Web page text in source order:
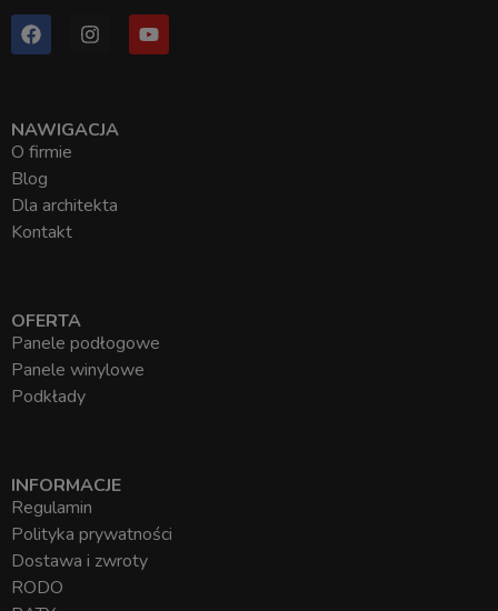
NAWIGACJA
O firmie
Blog
Dla architekta
Kontakt
OFERTA
Panele podłogowe
Panele winylowe
Podkłady
INFORMACJE
Regulamin
Polityka prywatności
Dostawa i zwroty
RODO